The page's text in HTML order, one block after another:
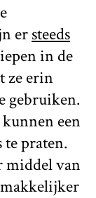
ersteeds
in de
ze erin
gebruiken.
een
praten.
middel van